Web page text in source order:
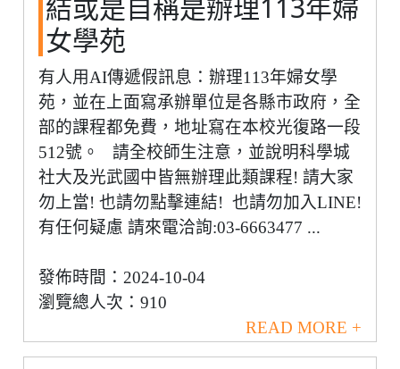
結或是自稱是辦理113年婦
女學苑
有人用AI傳遞假訊息：辦理113年婦女學
苑，並在上面寫承辦單位是各縣市政府，全
部的課程都免費，地址寫在本校光復路一段
512號。 請全校師生注意，並說明科學城
社大及光武國中皆無辦理此類課程! 請大家
勿上當! 也請勿點擊連結! 也請勿加入LINE!
有任何疑慮 請來電洽詢:03-6663477 ...
發佈時間：2024-10-04
瀏覽總人次：910
READ MORE +